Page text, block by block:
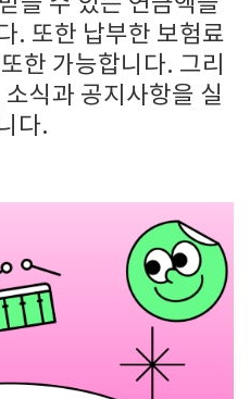
. 또한 납부한 보험료
한 가능합니다. 그리
식과 공지사항을 실
다.